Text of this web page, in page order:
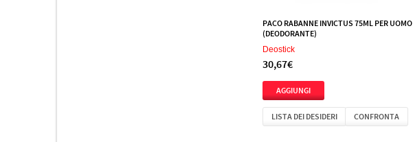
PACO RABANNE INVICTUS 75ML PER UOMO
(DEODORANTE)
Deostick
30,67€
LISTA DEI DESIDERI CONFRONTA